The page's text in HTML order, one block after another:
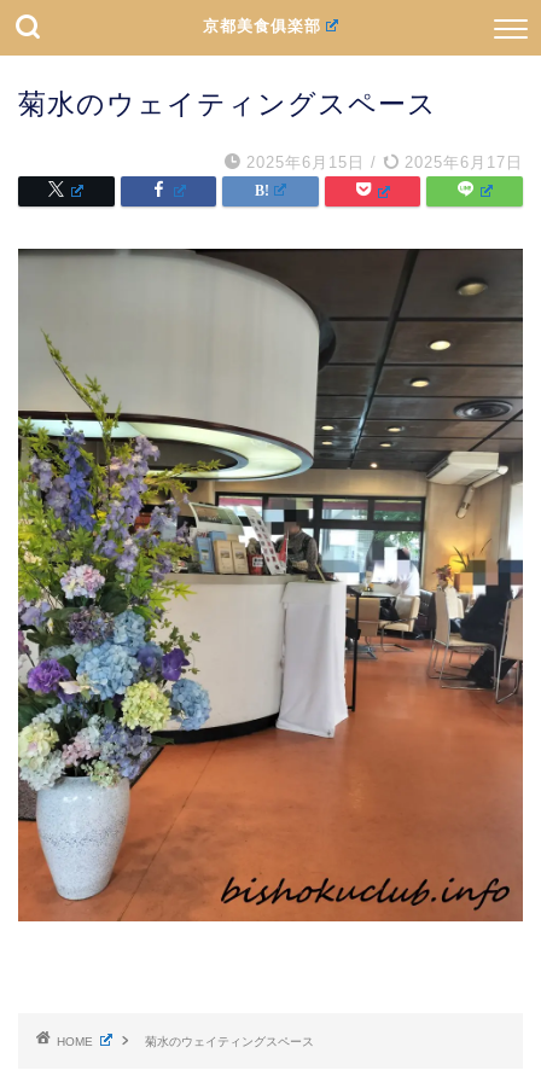
京都美食俱楽部
菊水のウェイティングスペース
2025年6月15日 / 2025年6月17日
HOME 菊水のウェイティングスペース